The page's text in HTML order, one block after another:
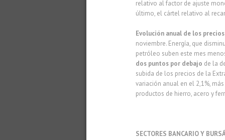
relativo al factor de ajuste
último, el cártel relativo al
Evolución anual de los
noviembre. Energía, que
petróleo suben este mes
dos puntos por debajo de la
subida de los precios de la
variación anual en el 2,1%,
productos de hierro, acero y
SECTORES BANCARIO Y